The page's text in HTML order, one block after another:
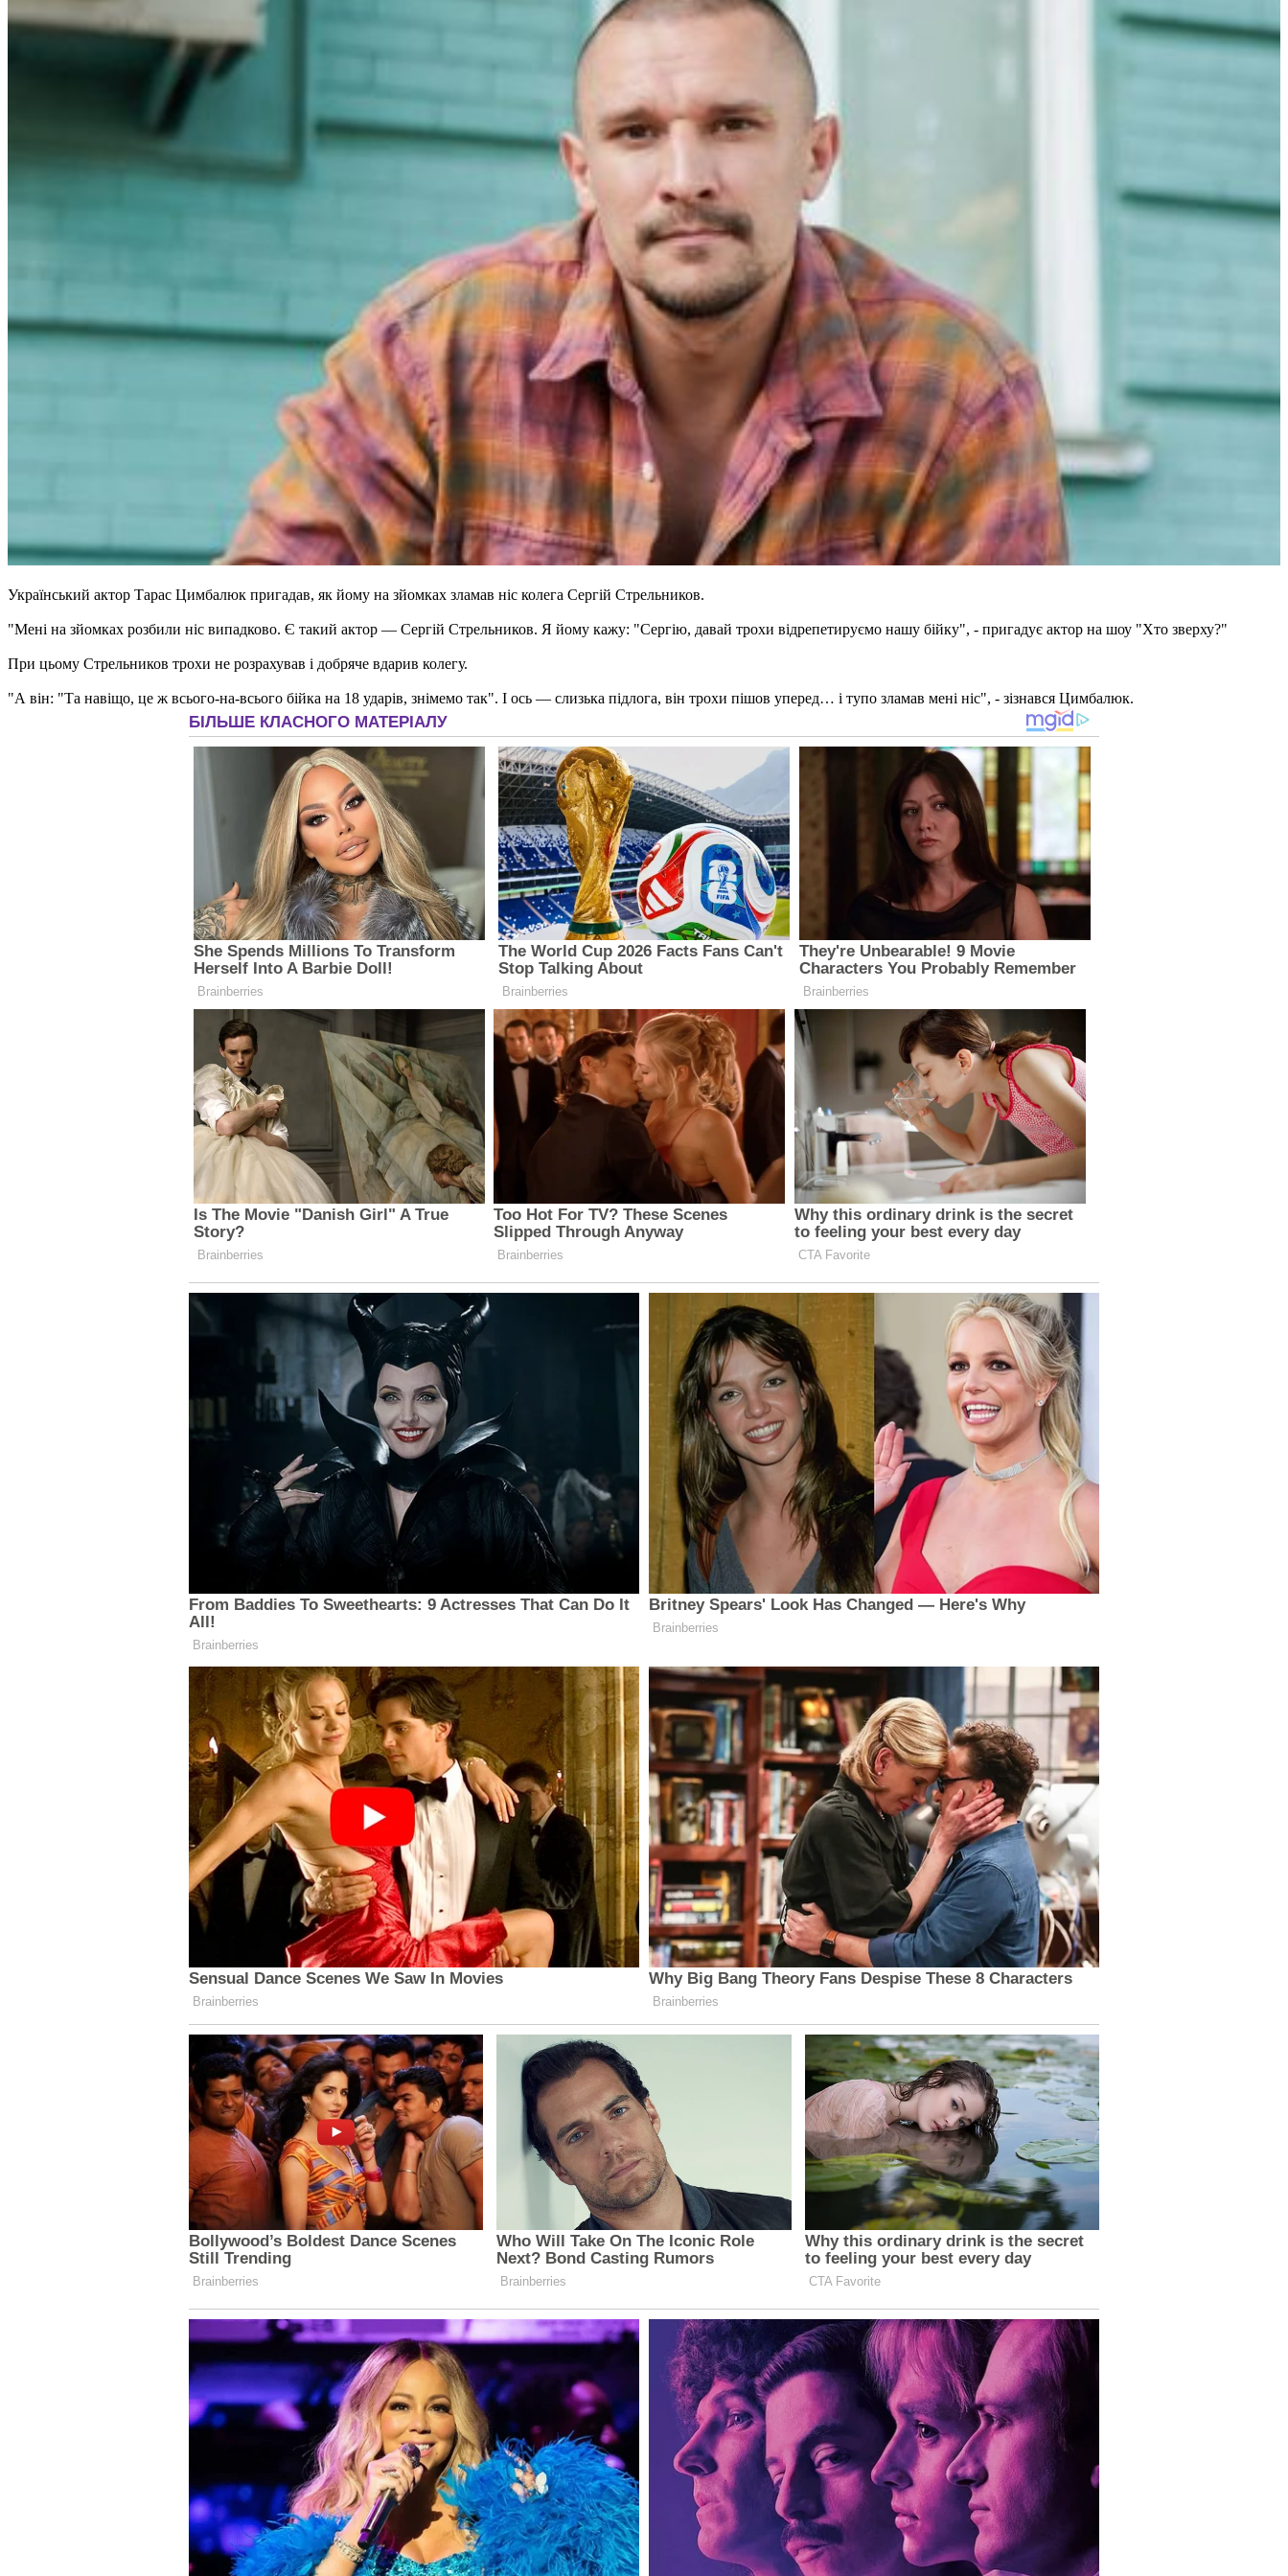
Український актор Тарас Цимбалюк пригадав, як йому на зйомках зламав ніс колега Сергій Стрельников.
"Мені на зйомках розбили ніс випадково. Є такий актор — Сергій Стрельников. Я йому кажу: "Сергію, давай трохи відрепетируємо нашу бійку", - пригадує актор на шоу "Хто зверху?"
При цьому Стрельников трохи не розрахував і добряче вдарив колегу.
"А він: "Та навіщо, це ж всього-на-всього бійка на 18 ударів, знімемо так". І ось — слизька підлога, він трохи пішов уперед… і тупо зламав мені ніс", - зізнався Цимбалюк.